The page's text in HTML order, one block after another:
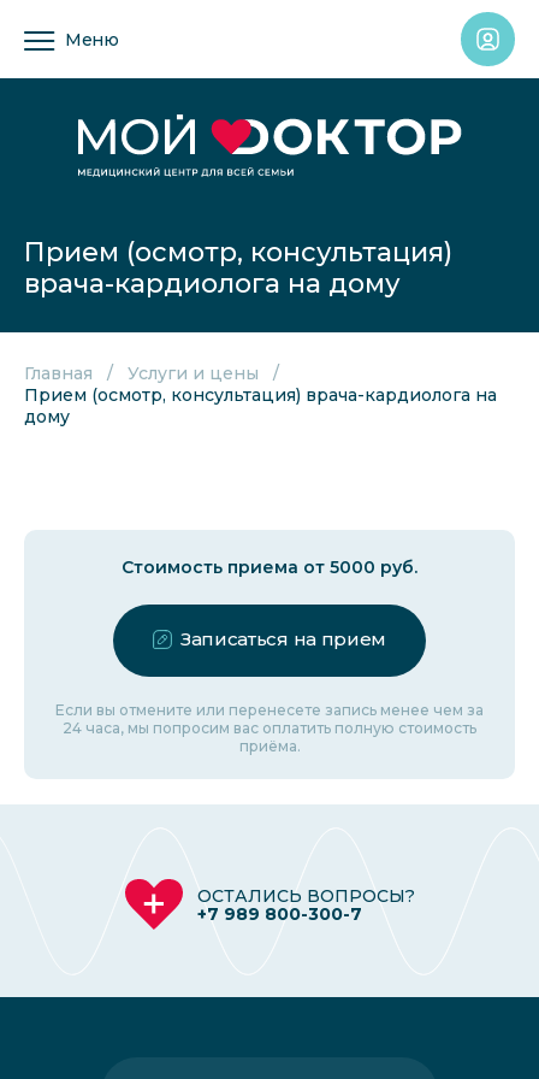
Меню
Прием (осмотр, консультация)
врача-кардиолога на дому
Главная
Услуги и цены
Прием (осмотр, консультация) врача-кардиолога на
дому
Стоимость приема от 5000 руб.
Записаться на прием
Если вы отмените или перенесете запись менее чем за
24 часа, мы попросим вас оплатить полную стоимость
приёма.
ОСТАЛИСЬ ВОПРОСЫ?
+7 989 800-300-7